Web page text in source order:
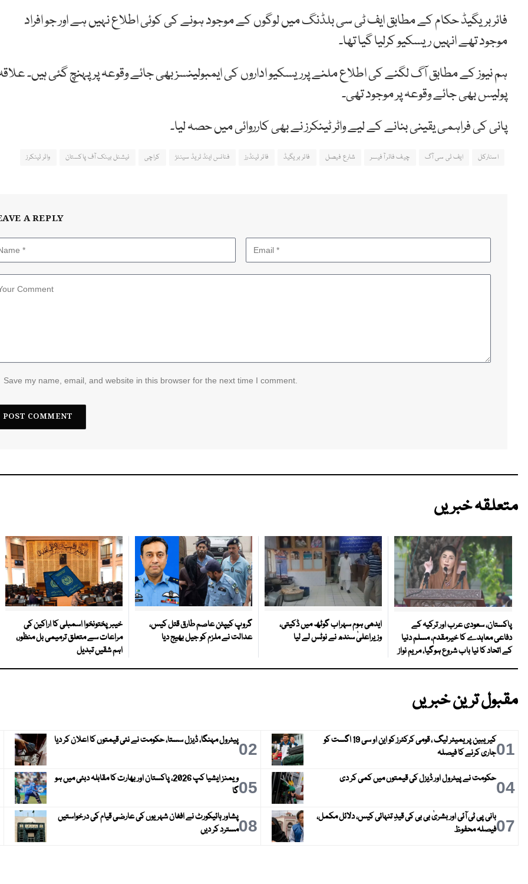
فائر بریگیڈ حکام کے مطابق ایف ٹی سی بلڈنگ میں لوگوں کے موجود ہونے کی کوئی اطلاع نہیں ہے اور جو افراد
موجود تھے انہیں ریسکیو کرلیا گیا تھا۔
ہم نیوز کے مطابق آگ لگنے کی اطلاع ملنے پرریسکیو اداروں کی ایمبولینسز بھی جائے وقوعہ پر پہنچ گئی ہیں۔
پولیس بھی جائے وقوعہ پر موجود تھی۔
پانی کی فراہمی یقینی بنانے کے لیے واٹر ٹینکرز نے بھی کارروائی میں حصہ لیا۔
اسنارکل ایف ٹی سی آگ چیف فائر آفیسر شارع فیصل فائر بریگیڈ فائر ٹینڈرز فنانس اینڈ ٹریڈ سینٹڑ کراچی نیشنل بینک آف پاکستان واٹر ٹینکرز
A REPLY
Save my name, email, and website in this browser for the next time I comment.
متعلقہ خبریں
پاکستان، سعودی عرب اور ترکیہ کے
دفاعی معاہدے کا خیرمقدم، مسلم دنیا
کے اتحاد کا نیا باب شروع ہوگیا، مریم نواز
ایدھی ہوم سہراب گوٹھ میں ڈکیتی،
وزیراعلیٰ سندھ نے نوٹس لے لیا
گروپ کیپٹن عاصم طارق قتل کیس،
عدالت نے ملزم کو جیل بھیج دیا
خیبرپختونخوا اسمبلی کا اراکین کی
مراعات سے متعلق ترمیمی بل منظور،
اہم شقیں تبدیل
مقبول ترین خبریں
01
کیریبین پریمیئر لیگ ، قومی کرکٹرز کو این او سی 19 اگست کو
جاری کرنے کا فیصلہ
02پیٹرول مہنگا، ڈیزل سستا، حکومت نے نئی قیمتوں کا اعلان کر دیا
04حکومت نے پیٹرول اور ڈیزل کی قیمتوں میں کمی کر دی 05
ویمنز ایشیا کپ 2026، پاکستان اور بھارت کا مقابلہ دبئی میں ہو
گا
07بانی پی ٹی آئی اور بشریٰ بی بی کی قیدِ تنہائی کیس، دلائل مکمل،
فیصلہ محفوظ
08پشاور ہائیکورٹ نے افغان شہریوں کی عارضی قیام کی درخواستیں
مسترد کر دیں